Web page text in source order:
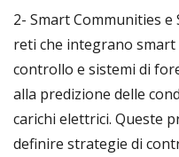
2- Smart Communities e
reti che integrano
controllo e sistemi di
alla predizione delle
carichi elettrici. Queste
definire strategie di